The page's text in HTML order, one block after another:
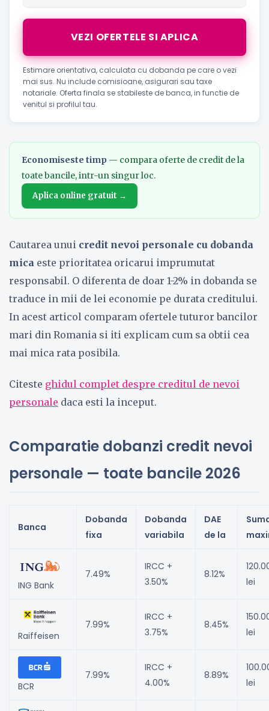
VEZI OFERTELE SI APLICA
Estimare orientativa, calculata cu dobanda pe care o vezi
mai sus. Nu include comisioane, asigurari sau taxe
notariale. Oferta finala se stabileste de banca, in functie de
venitul si profilul tau.
Economiseste timp — compara oferte de credit de la
toate bancile, intr-un singur loc.
Aplica online gratuit →
Cautarea unui credit nevoi personale cu dobanda
mica este prioritatea oricarui imprumutat
responsabil. O diferenta de doar 1-2% in dobanda se
traduce in mii de lei economie pe durata creditului.
In acest articol comparam ofertele tuturor bancilor
mari din Romania si iti explicam cum sa obtii cea
mai mica rata posibila.
Citeste ghidul complet despre creditul de nevoi
personale daca esti la inceput.
Comparatie dobanzi credit nevoi
personale — toate bancile 2026
Banca
Dobanda
fixa
Dobanda
variabila
DAE
de la
ING Bank
7.49%
IRCC +
3.50%
8.12%
lei
Raiffeisen
7.99%
IRCC +
3.75%
8.45%
lei
BCR
7.99%
IRCC +
4.00%
8.89%
lei